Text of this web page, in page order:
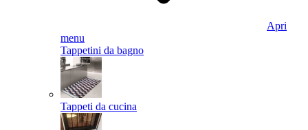
Apri
menu
Tappetini da bagno
Tappeti da cucina